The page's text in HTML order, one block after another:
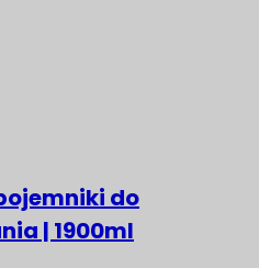
do
| 1900ml